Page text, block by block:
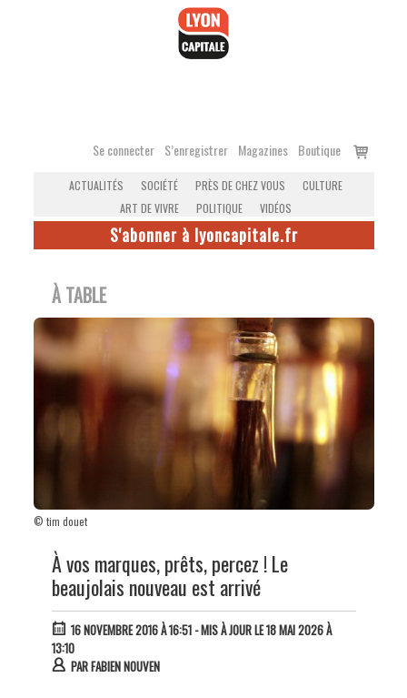
Se connecter S’enregistrer Magazines Boutique
Voir
ACTUALITÉS SOCIÉTÉ PRÈS DE CHEZ VOUS
CULTURE
ART DE VIVRE
POLITIQUE VIDÉOS
S'abonner à lyoncapitale.fr
À TABLE
© tim douet
À vos marques, prêts, percez ! Le
beaujolais nouveau est arrivé
16 NOVEMBRE 2016 À 16:51- MIS À JOUR LE 18 MAI 2026 À
13:10
PARFABIEN NOUVEN